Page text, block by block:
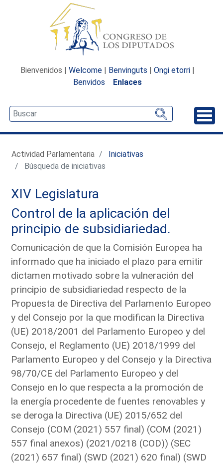
Bienvenidos | Welcome | Benvinguts | Ongi etorri |
Benvidos
Enlaces
Actividad Parlamentaria
Iniciativas
Búsqueda de iniciativas
XIV Legislatura
Control de la aplicación del
principio de subsidiariedad.
Comunicación de que la Comisión Europea ha
informado que ha iniciado el plazo para emitir
dictamen motivado sobre la vulneración del
principio de subsidiariedad respecto de la
Propuesta de Directiva del Parlamento Europeo
y del Consejo por la que modifican la Directiva
(UE) 2018/2001 del Parlamento Europeo y del
Consejo, el Reglamento (UE) 2018/1999 del
Parlamento Europeo y del Consejo y la Directiva
98/70/CE del Parlamento Europeo y del
Consejo en lo que respecta a la promoción de
la energía procedente de fuentes renovables y
se deroga la Directiva (UE) 2015/652 del
Consejo (COM (2021) 557 final) (COM (2021)
557 final anexos) (2021/0218 (COD)) (SEC
(2021) 657 final) (SWD (2021) 620 final) (SWD